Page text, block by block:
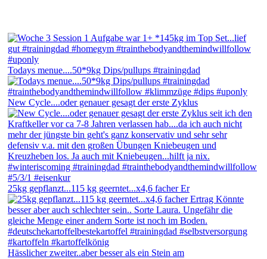
Todays menue....50*9kg Dips/pullups #trainingdad
New Cycle....oder genauer gesagt der erste Zyklus
25kg gepflanzt...115 kg geerntet...x4,6 facher Er
Hässlicher zweiter..aber besser als ein Stein am